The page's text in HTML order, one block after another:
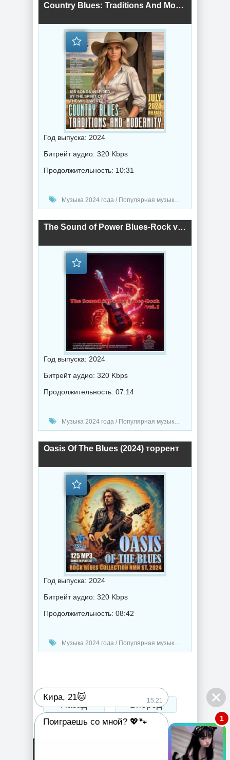
Country Blues: Traditions And Modernity (2024) торрент
Год выпуска: 2024
Битрейт аудио: 320 Kbps
Продолжительность: 10:31
Музыка 2024 года / Популярная музыка / Блюз музыка / Музыка VA
The Sound of Power Blues-Rock vol.1 (2024) торрент
Год выпуска: 2024
Битрейт аудио: 320 Kbps
Продолжительность: 07:14
Музыка 2024 года / Популярная музыка / Рок - альтернативная музыка / Блюз музыка / Музыка VA
Oasis Of The Blues (2024) торрент
Год выпуска: 2024
Битрейт аудио: 320 Kbps
Продолжительность: 08:42
Музыка 2024 года / Популярная музыка / Рок - альтернативная музыка / Блюз музыка / Музыка VA
Назад Вперед
Кира, 21🐱 15:21
Поиграешь со мной? 💖🐾 1